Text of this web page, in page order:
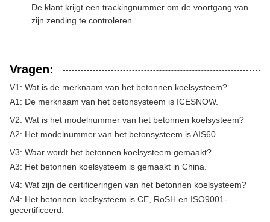
De klant krijgt een trackingnummer om de voortgang van
zijn zending te controleren.
Vragen:
V1: Wat is de merknaam van het betonnen koelsysteem?
A1: De merknaam van het betonsysteem is ICESNOW.
V2: Wat is het modelnummer van het betonnen koelsysteem?
A2: Het modelnummer van het betonsysteem is AIS60.
V3: Waar wordt het betonnen koelsysteem gemaakt?
A3: Het betonnen koelsysteem is gemaakt in China.
V4: Wat zijn de certificeringen van het betonnen koelsysteem?
A4: Het betonnen koelsysteem is CE, RoSH en ISO9001-
gecertificeerd.